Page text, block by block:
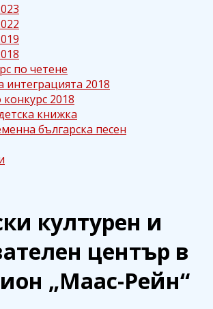
по четене
интеграцията 2018
2018
книжка
българска песен
културен и
център в
„Маас-Рейн“
културен и
център в
„Маас-Рейн“